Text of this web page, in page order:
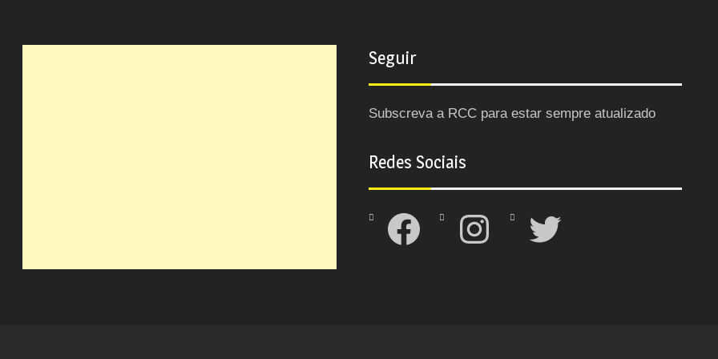
Seguir
Subscreva a RCC para estar sempre atualizado
Redes Sociais
Facebook Instagram Twitter